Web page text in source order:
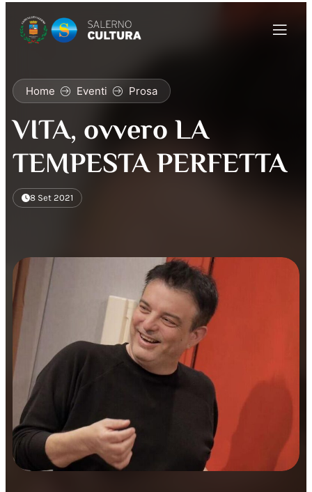
Home Eventi Prosa
VITA, ovvero LA
TEMPESTA PERFETTA
8 Set 2021